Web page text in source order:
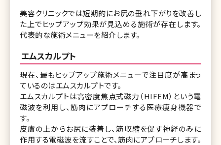
美容クリニックでは短期的にお尻の垂れ下がりを改善し
た上でヒップアップ効果が見込める施術が存在します。
代表的な施術メニューを紹介します。
エムスカルプト
現在、最もヒップアップ施術メニューで注目度が高まっ
ているのはエムスカルプトです。
エムスカルプトは高密度焦点式磁力（HIFEM）という電
磁波を利用し、筋肉にアプローチする医療痩身機器で
す。
皮膚の上からお尻に装着し、筋収縮を促す神経のみに
作用する電磁波を流すことで、筋肉にアプローチします。